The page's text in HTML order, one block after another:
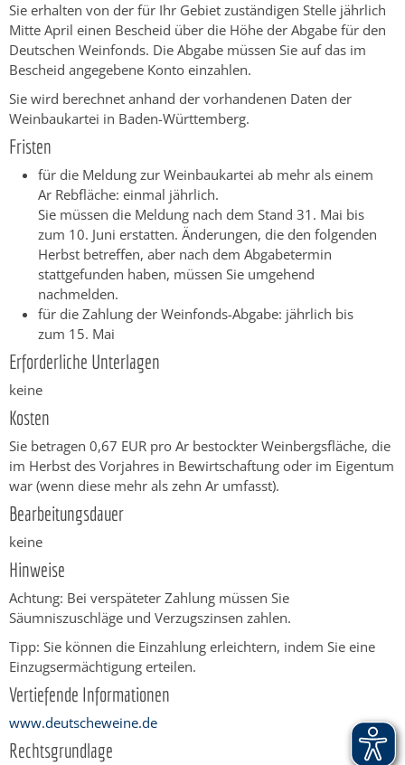
Sie erhalten von der für Ihr Gebiet zuständigen Stelle jährlich
Mitte April einen Bescheid über die Höhe der Abgabe für den
Deutschen Weinfonds. Die Abgabe müssen Sie auf das im
Bescheid angegebene Konto einzahlen.
Sie wird berechnet anhand der vorhandenen Daten der
Weinbaukartei in Baden-Württemberg.
Fristen
für die Meldung zur Weinbaukartei ab mehr als einem
Ar Rebfläche: einmal jährlich.
Sie müssen die Meldung nach dem Stand 31. Mai bis
zum 10. Juni erstatten. Änderungen, die den folgenden
Herbst betreffen, aber nach dem Abgabetermin
stattgefunden haben, müssen Sie umgehend
nachmelden.
für die Zahlung der Weinfonds-Abgabe: jährlich bis
zum 15. Mai
Erforderliche Unterlagen
keine
Kosten
Sie betragen 0,67 EUR pro Ar bestockter Weinbergsfläche, die
im Herbst des Vorjahres in Bewirtschaftung oder im Eigentum
war (wenn diese mehr als zehn Ar umfasst).
Bearbeitungsdauer
keine
Hinweise
Achtung: Bei verspäteter Zahlung müssen Sie
Säumniszuschläge und Verzugszinsen zahlen.
Tipp: Sie können die Einzahlung erleichtern, indem Sie eine
Einzugsermächtigung erteilen.
Vertiefende Informationen
www.deutscheweine.de
Rechtsgrundlage